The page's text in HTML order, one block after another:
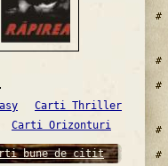
Carti Thriller
Carti Orizonturi
bune de citit